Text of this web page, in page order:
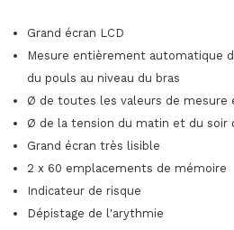
Grand écran LCD
Mesure entièrement automatique
du pouls au niveau du bras
Ø de toutes les valeurs de mesure
Ø de la tension du matin et du soir
Grand écran très lisible
2 x 60 emplacements de mémoire
Indicateur de risque
Dépistage de l'arythmie